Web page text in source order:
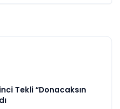
Tekli “Donacaksın